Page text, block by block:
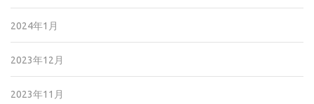
2024年1月
2023年12月
2023年11月